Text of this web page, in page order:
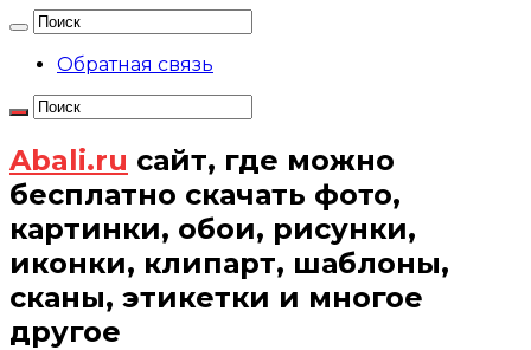
Обратная связь
Abali.ru сайт, где можно
бесплатно скачать фото,
картинки, обои, рисунки,
иконки, клипарт, шаблоны,
сканы, этикетки и многое
другое